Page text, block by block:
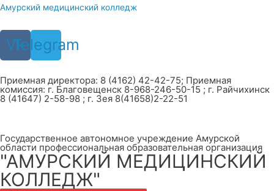
Перейти
содержимому
Амурский медицинский колледж
Vk
Telegram
Приемная директора: 8 (4162) 42-42-75; Приемная
комиссия: г. Благовещенск 8-968-246-50-15 ; г. Райчихинск
8 (41647) 2-58-98 ; г. Зея 8(41658)2-22-51
Государственное автономное учреждение Амурской
области профессиональная образовательная организация
"АМУРСКИЙ МЕДИЦИНСКИЙ
КОЛЛЕДЖ"